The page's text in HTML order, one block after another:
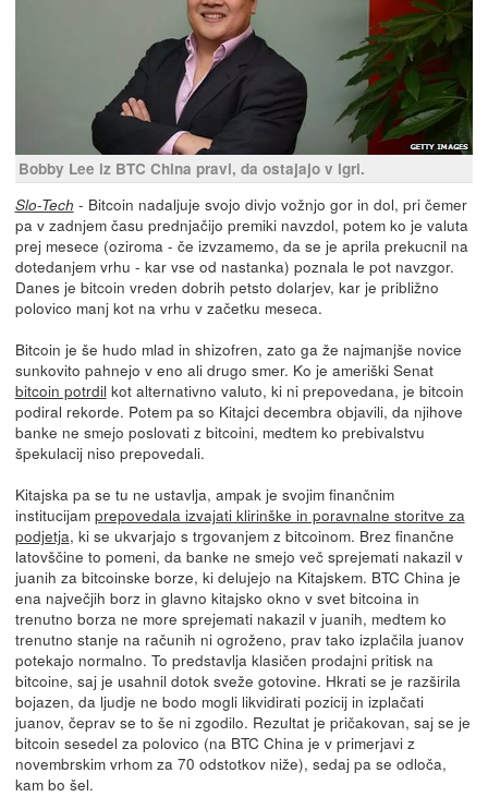
Bobby Lee iz BTC China pravi, da ostajajo v igri.
Slo-Tech - Bitcoin nadaljuje svojo divjo vožnjo gor in dol, pri čemer
pa v zadnjem času prednjačijo premiki navzdol, potem ko je valuta
prej mesece (oziroma - če izvzamemo, da se je aprila prekucnil na
dotedanjem vrhu - kar vse od nastanka) poznala le pot navzgor.
Danes je bitcoin vreden dobrih petsto dolarjev, kar je približno
polovico manj kot na vrhu v začetku meseca.
Bitcoin je še hudo mlad in shizofren, zato ga že najmanjše novice
sunkovito pahnejo v eno ali drugo smer. Ko je ameriški Senat
bitcoin potrdil kot alternativno valuto, ki ni prepovedana, je bitcoin
podiral rekorde. Potem pa so Kitajci decembra objavili, da njihove
banke ne smejo poslovati z bitcoini, medtem ko prebivalstvu
špekulacij niso prepovedali.
Kitajska pa se tu ne ustavlja, ampak je svojim finančnim
institucijam prepovedala izvajati klirinške in poravnalne storitve za
podjetja, ki se ukvarjajo s trgovanjem z bitcoinom. Brez finančne
latovščine to pomeni, da banke ne smejo več sprejemati nakazil v
juanih za bitcoinske borze, ki delujejo na Kitajskem. BTC China je
ena največjih borz in glavno kitajsko okno v svet bitcoina in
trenutno borza ne more sprejemati nakazil v juanih, medtem ko
trenutno stanje na računih ni ogroženo, prav tako izplačila juanov
potekajo normalno. To predstavlja klasičen prodajni pritisk na
bitcoine, saj je usahnil dotok sveže gotovine. Hkrati se je razširila
bojazen, da ljudje ne bodo mogli likvidirati pozicij in izplačati
juanov, čeprav se to še ni zgodilo. Rezultat je pričakovan, saj se je
bitcoin sesedel za polovico (na BTC China je v primerjavi z
novembrskim vrhom za 70 odstotkov niže), sedaj pa se odloča,
kam bo šel.